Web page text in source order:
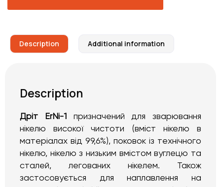
Description Additional information
Description
Дріт ErNi-1
призначений для зварювання
нікелю високої чистоти (вміст нікелю в
матеріалах від 99,6%), поковок із технічного
нікелю, нікелю з низьким вмістом вуглецю та
сталей, легованих нікелем. Також
застосовується для наплавлення на